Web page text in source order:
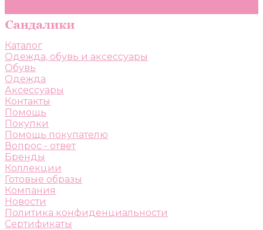
Каталог
Одежда, обувь и аксессуары
Обувь
Одежда
Аксессуары
Контакты
Помощь
Покупки
Помощь покупателю
Вопрос - ответ
Бренды
Коллекции
Готовые образы
Компания
Новости
Политика конфиденциальности
Сертификаты